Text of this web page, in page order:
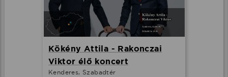
Kökény Attila - Rakonczai
Viktor élő koncert
Kenderes, Szabadtér